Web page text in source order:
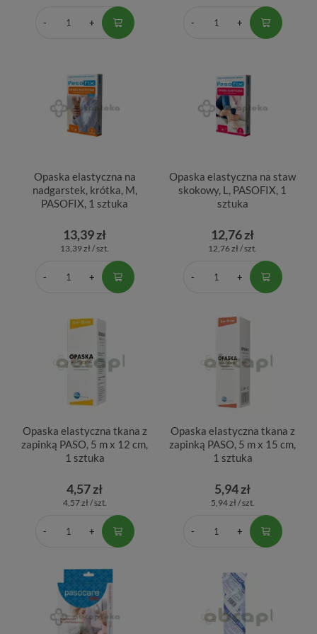
Opaska elastyczna na
nadgarstek, krótka, M,
PASOFIX, 1 sztuka
13,39 zł
13,39 zł / szt.
Opaska elastyczna na staw
skokowy, L, PASOFIX, 1
sztuka
12,76 zł
12,76 zł / szt.
Opaska elastyczna tkana z
zapinką PASO, 5 m x 12 cm,
1 sztuka
4,57 zł
4,57 zł / szt.
Opaska elastyczna tkana z
zapinką PASO, 5 m x 15 cm,
1 sztuka
5,94 zł
5,94 zł / szt.